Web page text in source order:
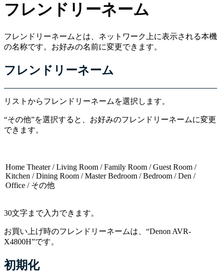
フレンドリーネーム
フレンドリーネームとは、ネットワーク上に表示される本機
の名称です。お好みの名前に変更できます。
フレンドリーネーム
リストからフレンドリーネームを選択します。
“その他”を選択すると、お好みのフレンドリーネームに変更
できます。
Home Theater / Living Room / Family Room / Guest Room /
Kitchen / Dining Room / Master Bedroom / Bedroom / Den /
Office / その他
30文字まで入力できます。
お買い上げ時のフレンドリーネームは、“Denon AVR-
X4800H”です。
初期化